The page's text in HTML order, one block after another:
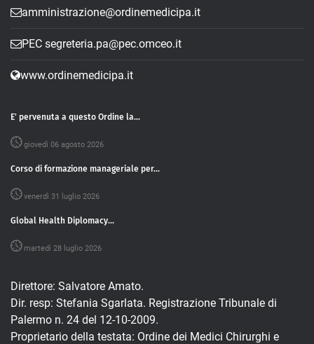
amministrazione@ordinemedicipa.it
PEC segreteria.pa@pec.omceo.it
www.ordinemedicipa.it
E' pervenuta a questo Ordine la...
giovedì 06 agosto 2026
Corso di formazione manageriale per...
venerdì 31 luglio 2026
Global Health Diplomacy...
martedì 28 luglio 2026
Direttore: Salvatore Amato.
Dir. resp: Stefania Sgarlata. Registrazione Tribunale di
Palermo n. 24 del 12-10-2009.
Proprietario della testata: Ordine dei Medici Chirurghi e